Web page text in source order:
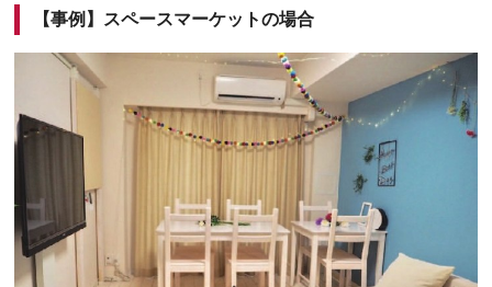
【事例】スペースマーケットの場合